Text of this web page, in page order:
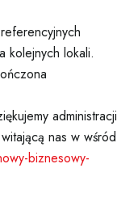
kolejnych lokali.
administracji
nas w wśród
biznesowy-